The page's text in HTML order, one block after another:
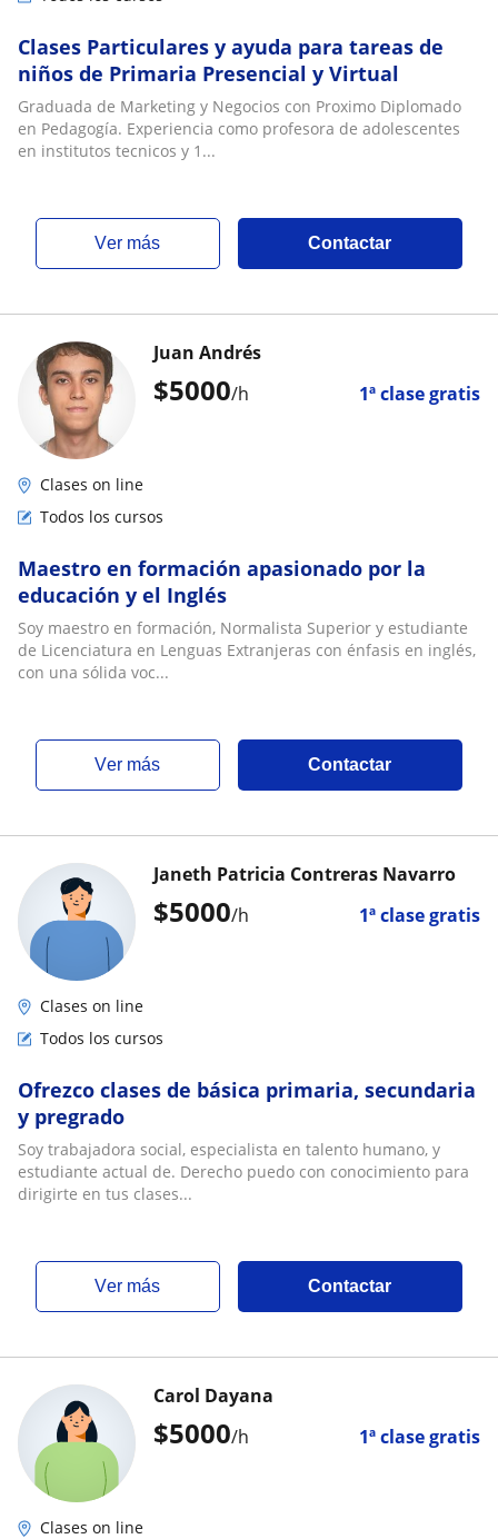
Clases Particulares y ayuda para tareas de
niños de Primaria Presencial y Virtual
Graduada de Marketing y Negocios con Proximo Diplomado
en Pedagogía. Experiencia como profesora de adolescentes
en institutos tecnicos y 1...
ver más Contactar
$5000/h 1ª clase gratis
Juan Andrés
Clases on line
Todos los cursos
Maestro en formación apasionado por la
educación y el Inglés
Soy maestro en formación, Normalista Superior y estudiante
de Licenciatura en Lenguas Extranjeras con énfasis en inglés,
con una sólida voc...
ver más Contactar
$5000/h 1ª clase gratis
Janeth Patricia Contreras Navarro
Clases on line
Todos los cursos
Ofrezco clases de básica primaria, secundaria
y pregrado
Soy trabajadora social, especialista en talento humano, y
estudiante actual de. Derecho puedo con conocimiento para
dirigirte en tus clases...
ver más Contactar
$5000/h 1ª clase gratis
Carol Dayana
Clases on line